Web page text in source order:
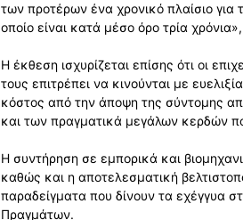
των προτέρων ένα χρονικό πλαίσιο
οποίο είναι κατά μέσο όρο τρία
Η έκθεση ισχυρίζεται επίσης ότι οι
τους επιτρέπει να κινούνται με
κόστος από την άποψη της σύντομης
και των πραγματικά μεγάλων κερδών
Η συντήρηση σε εμπορικά και
καθώς και η αποτελεσματική
παραδείγματα που δίνουν τα εχέγγυα
Πραγμάτων.